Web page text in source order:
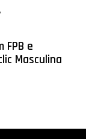
FPB e
Masculina